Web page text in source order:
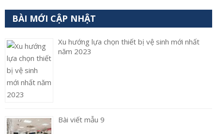
BÀI MỚI CẬP NHẬT
Xu hướng lựa chọn thiết bị vệ sinh mới nhất
năm 2023
Bài viết mẫu 9